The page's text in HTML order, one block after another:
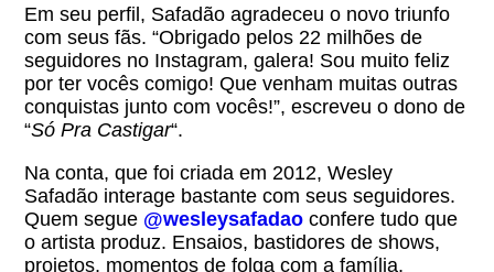
Em seu perfil, Safadão agradeceu o novo triunfo
com seus fãs. “Obrigado pelos 22 milhões de
seguidores no Instagram, galera! Sou muito feliz
por ter vocês comigo! Que venham muitas outras
conquistas junto com vocês!”, escreveu o dono de
“Só Pra Castigar“.
Na conta, que foi criada em 2012, Wesley
Safadão interage bastante com seus seguidores.
Quem segue @wesleysafadao confere tudo que
o artista produz. Ensaios, bastidores de shows,
projetos, momentos de folga com a família,